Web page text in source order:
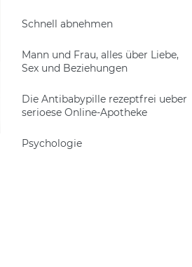
Schnell abnehmen
Mann und Frau, alles über Liebe,
Sex und Beziehungen
Die Antibabypille rezeptfrei ueber
serioese Online-Apotheke
Psychologie